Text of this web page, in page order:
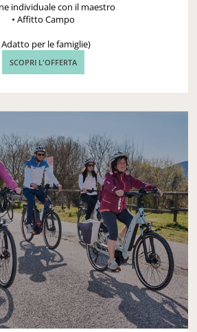
individuale con il maestro
• Affitto Campo
Adatto per le famiglie)
SCOPRI L'OFFERTA